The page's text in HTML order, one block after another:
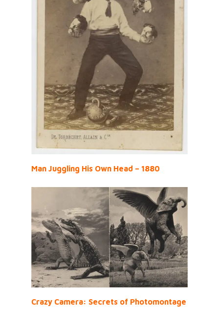
Man Juggling His Own Head – 1880
Crazy Camera: Secrets of Photomontage